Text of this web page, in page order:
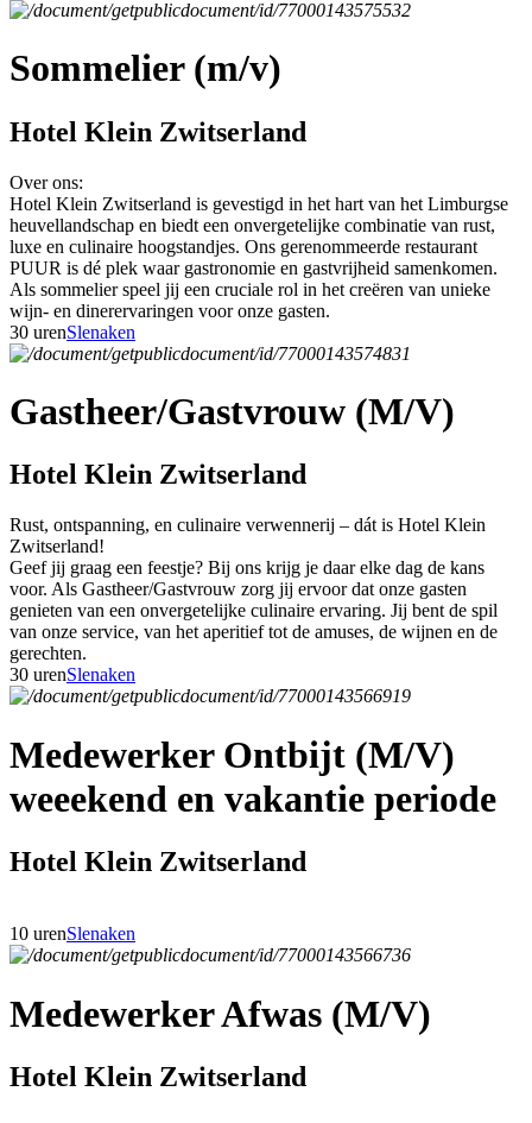
Sommelier (m/v)
Hotel Klein Zwitserland
Over ons:
Hotel Klein Zwitserland is gevestigd in het hart van het Limburgse
heuvellandschap en biedt een onvergetelijke combinatie van rust,
luxe en culinaire hoogstandjes. Ons gerenommeerde restaurant
PUUR is dé plek waar gastronomie en gastvrijheid samenkomen.
Als sommelier speel jij een cruciale rol in het creëren van unieke
wijn- en dinerervaringen voor onze gasten.
30 urenSlenaken
Gastheer/Gastvrouw (M/V)
Hotel Klein Zwitserland
Rust, ontspanning, en culinaire verwennerij – dát is Hotel Klein
Zwitserland!
Geef jij graag een feestje? Bij ons krijg je daar elke dag de kans
voor. Als Gastheer/Gastvrouw zorg jij ervoor dat onze gasten
genieten van een onvergetelijke culinaire ervaring. Jij bent de spil
van onze service, van het aperitief tot de amuses, de wijnen en de
gerechten.
30 urenSlenaken
Medewerker Ontbijt (M/V)
weeekend en vakantie periode
Hotel Klein Zwitserland
10 urenSlenaken
Medewerker Afwas (M/V)
Hotel Klein Zwitserland